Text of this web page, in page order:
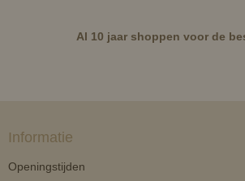
Al 10 jaar shoppen voor de
Informatie
Openingstijden